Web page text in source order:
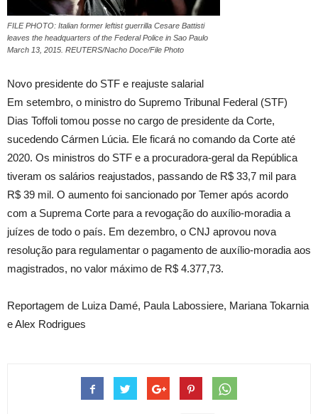
FILE PHOTO: Italian former leftist guerrilla Cesare Battisti
leaves the headquarters of the Federal Police in Sao Paulo
March 13, 2015. REUTERS/Nacho Doce/File Photo
Novo presidente do STF e reajuste salarial
Em setembro, o ministro do Supremo Tribunal Federal (STF)
Dias Toffoli tomou posse no cargo de presidente da Corte,
sucedendo Cármen Lúcia. Ele ficará no comando da Corte até
2020. Os ministros do STF e a procuradora-geral da República
tiveram os salários reajustados, passando de R$ 33,7 mil para
R$ 39 mil. O aumento foi sancionado por Temer após acordo
com a Suprema Corte para a revogação do auxílio-moradia a
juízes de todo o país. Em dezembro, o CNJ aprovou nova
resolução para regulamentar o pagamento de auxílio-moradia aos
magistrados, no valor máximo de R$ 4.377,73.
Reportagem de Luiza Damé, Paula Labossiere, Mariana Tokarnia
e Alex Rodrigues